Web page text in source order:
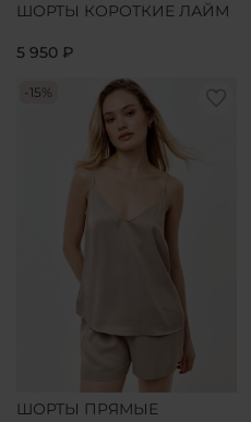
ШОРТЫ КОРОТКИЕ ЛАЙМ
5 950 ₽
-15%
ШОРТЫ ПРЯМЫЕ